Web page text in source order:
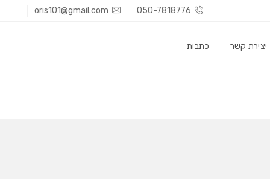
050-7818776
oris101@gmail.com
יצירת קשר כתבות